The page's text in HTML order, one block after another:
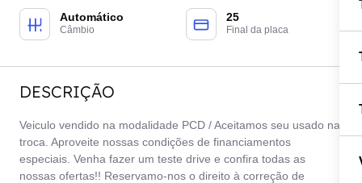
Automático
Câmbio
25
Final da placa
DESCRIÇÃO
Veiculo vendido na modalidade PCD / Aceitamos seu usado na
troca. Aproveite nossas condições de financiamentos
especiais. Venha fazer um teste drive e confira todas as
nossas ofertas!! Reservamo-nos o direito à correção de